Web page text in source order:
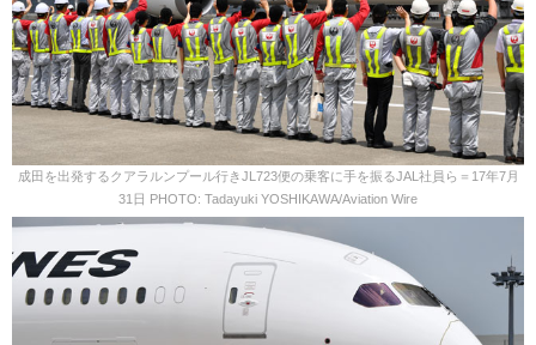
成田を出発するクアラルンプール行きJL723便の乗客に手を振るJAL社員ら＝17年7月
31日 PHOTO: Tadayuki YOSHIKAWA/Aviation Wire